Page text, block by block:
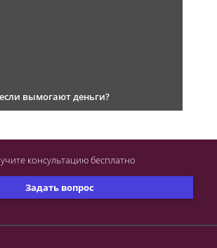
вымогают деньги?
Задать вопрос
консультациюбесплатно